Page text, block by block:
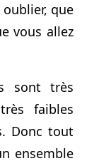
que
vous allez
sont très
faibles
Donc tout
ensemble